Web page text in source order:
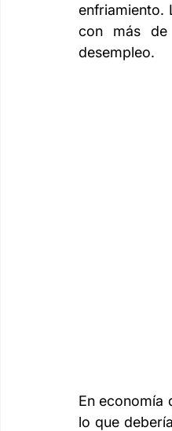
enfriamiento.
con más de
desempleo.
En economía
lo que